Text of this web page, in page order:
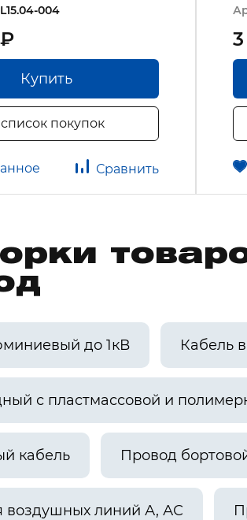
004
Купить
покупок
Сравнить
до 1кВ Кабель
с пластмассовой и
кабель Провод
воздушных линий А, АС